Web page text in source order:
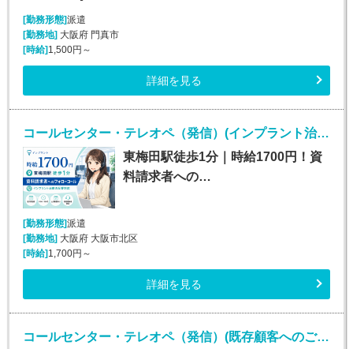
[勤務形態]派遣
[勤務地]大阪府 門真市
[時給]1,500円～
詳細を見る
コールセンター・テレオペ（発信）(インプラント治療の資料請求者へのフォローコール)
東梅田駅徒歩1分｜時給1700円！資
料請求者への…
[勤務形態]派遣
[勤務地]大阪府 大阪市北区
[時給]1,700円～
詳細を見る
コールセンター・テレオペ（発信）(既存顧客へのご案内コールスタッフ（オープニングスタッフ）)